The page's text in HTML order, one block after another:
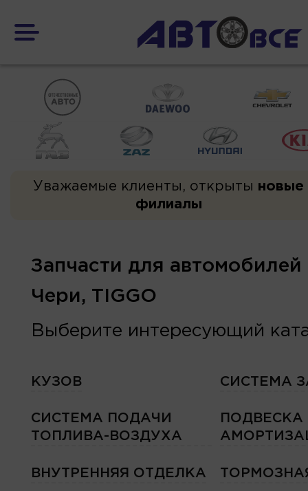
Уважаемые клиенты, открыты новые
филиалы
Запчасти для
Чери, TIGGO
Выберите интересующий
КУЗОВ СИСТЕМА
СИСТЕМА ПОДАЧИ
ТОПЛИВА-ВОЗДУХА
ПОДВЕСКА
ВНУТРЕННЯЯ ОТДЕЛКА